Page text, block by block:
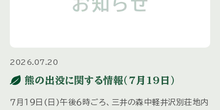
2026.07.20
熊の出没に関する情報(7月19日)
７月１９日(日)午後６時ごろ、三井の森中軽井沢別荘地内